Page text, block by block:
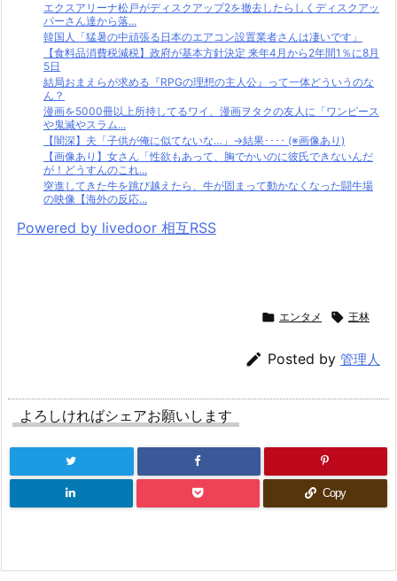
エクスアリーナ松戸がディスクアップ2を撤去したらしくディスクアッ
パーさん達から落...
韓国人「猛暑の中頑張る日本のエアコン設置業者さんは凄いです」
【食料品消費税減税】政府が基本方針決定 来年4月から2年間1％に8月
5日
結局おまえらが求める『RPGの理想の主人公』って一体どういうのな
ん？
漫画を5000冊以上所持してるワイ、漫画ヲタクの友人に「ワンピース
や鬼滅やスラム...
【闇深】夫「子供が俺に似てないな…」→結果････ (※画像あり)
【画像あり】女さん「性欲もあって、胸でかいのに彼氏できないんだ
が！どうすんのこれ...
突進してきた牛を跳び越えたら、牛が固まって動かなくなった闘牛場
の映像【海外の反応...
Powered by livedoor 相互RSS
 エンタメ  王林
 Posted by 管理人
よろしければシェアお願いします
Copy